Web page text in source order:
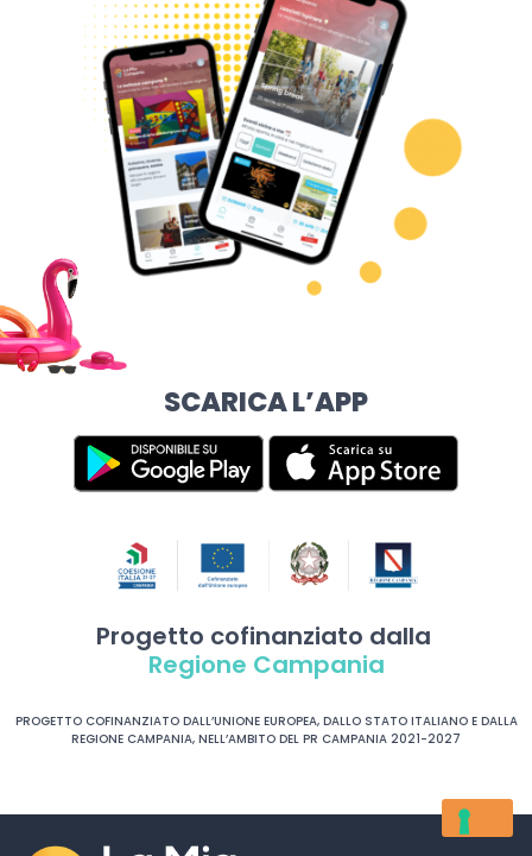
SCARICA L’APP
Progetto cofinanziato dalla
Regione Campania
PROGETTO COFINANZIATO DALL’UNIONE EUROPEA, DALLO STATO ITALIANO E DALLA
REGIONE CAMPANIA, NELL’AMBITO DEL PR CAMPANIA 2021-2027